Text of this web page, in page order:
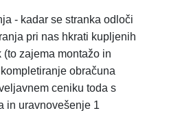
- kadar se stranka odloči
pri nas hkrati kupljenih
zajema montažo in
obračuna
ceniku toda s
in uravnovešenje 1